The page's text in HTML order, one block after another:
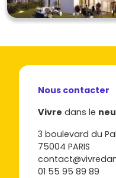
Nous contacter
Vivre dans le
3 boulevard du
75004 PARIS
01 55 95 89 89